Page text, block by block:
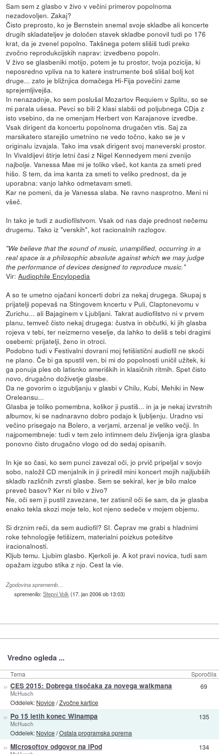
Sam sem z glasbo v živo v večini primerov popolnoma
nezadovoljen. Zakaj?
Čisto preprosto, ko je Bernstein snemal svoje skladbe ali koncerte
drugih skladateljev je določen stavek skladbe ponovil tudi po 176
krat, da je zvenel popolno. Takšnega potem slišiš tudi preko
zvočno reprodukcijskih naprav: izvedbeno popoln.
V živo se glasbeniki motijo, potem je tu prostor, tvoja pozicija, ki
neposredno vpliva na to katere instrumente boš slišal bolj kot
druge... zato je bližnjica domačega Hi-Fija povečini zame
sprejemljivejša.
In nenazadnje, ko sem poslušal Mozartov Requiem v Splitu, so se
mi parala ušesa. Pevci so bili 2 klasi slabši od poljubnega CDja z
isto vsebino, da ne omenjam Herbert von Karajanove izvedbe.
Vsak dirigent da koncertu popolnoma drugačen vtis. Saj za
marsikatero starejšo umetnino ne vedo točno, kako se je v
originalu izvajala. Tako ima vsak dirigent svoj maneverski prostor.
In Vivaldijevi štirje letni časi z Nigel Kennedyem meni zvenijo
najbolje. Vanessa Mae mi je toliko všeč, kot kanta za smeti pred
hišo. S tem, da ima kanta za smeti to veliko prednost, da je
uporabna: vanjo lahko odmetavam smeti.
Kar ne pomeni, da je Vanessa slaba. Ne ravno nasprotno. Meni ni
všeč.
In tako je tudi z audiofilstvom. Vsak od nas daje prednost nečemu
drugemu. Tako iz "verskih", kot racionalnih razlogov.
"We believe that the sound of music, unamplified, occurring in a
real space is a philosophic absolute against which we may judge
the performance of devices designed to reproduce music."
Vir:Audiophile Encylopedia
A so te umetno ojačani koncerti dobri za nekaj drugega. Skupaj s
prijatelji popevaš na Stingovem kncertu v Puli, Claptonevomu v
Zurichu... ali Bajaginem v Ljubljani. Takrat audiofilstvo ni v prvem
planu, temveč čisto nekaj drugega: čustva in občutki, ki jih glasba
rojeva v tebi, ter neizmerno veselje, da lahko to deliš s tebi dragimi
osebemi: prijatelji, ženo in otroci.
Podobno tudi v Festivalni dovrani moj fetišistični audiofil ne skoči
ne plano. Če bi ga spustil ven, bi mi do popolnosti uničil užitek, ki
ga ponuja ples ob latisnko ameriških in klasičnih ritmih. Spet čisto
novo, drugačno doživetje glasbe.
Da ne govorim o izgubljanju v glasbi v Chilu, Kubi, Mehiki in New
Oreleansu...
Glasba je toliko pomembna, kolikor ji pustiš... in ja je nekaj izvrstnih
albumov, ki se nadnaravno dobro podajo k ljubljenju. Uradno vsi
večino prisegajo na Bolero, a verjami, arzenal je veliko večji. In
najpomembneje: tudi v tem zelo intimnem delu življenja igra glasba
ponovno čisto drugačno vlogo od do sedaj opisanih.
In kje so časi, ko sem punci zavezal oči, jo prvič pripeljal v sovjo
sobo, naložil CD menjalnik in ji priredil mini koncert mojih najljubših
skladb različnih zvrsti glasbe. Sem se sekiral, ker je bilo malce
preveč basov? Ker ni bilo v živo?
Ne, oči sem ji pustil zavezane, ter zatisnil oči še sam, da je glasba
enako tekla skozi moje telo, kot njeno sedeče v mojem objemu.
Si drznim reči, da sem audiofil? SI. Čeprav me grabi s hladnimi
roke tehnologije fetišizem, materialni poizkus potešitve
iracionalnosti.
Kljub temu. Ljubim glasbo. Kjerkoli je. A kot pravi novica, tudi sam
opažam izgubo stika z njo. Cest la vie.
Zgodovina sprememb…
spremenilo:Stepni Volk (17. jan 2006 ob 13:03)
Vredno ogleda ...
Tema Sporočila
» CES 2015: Dobrega tisočaka za novega walkmana
McHusch
Oddelek: Novice/Zvočne kartice
69
» Po 15 letih konec Winampa
McHusch
Oddelek: Novice/Ostala programska oprema
135
» Microsoftov odgovor na iPod 134